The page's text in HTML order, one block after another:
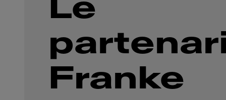
Le
Franke